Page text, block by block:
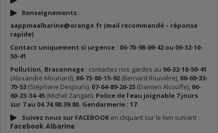
Renseignements :
aappmaalbarine@orange.fr (mail recommandé – réponse
rapide)
Contact uniquement si urgence : 06-70-98-69-42 ou 06-32-10-
50-41
Pollution, Braconnage : contactez nos gardes au 06-32-10-50-41
(Alexandre Mounard), 06-73-80-15-92(Bernard Rouvière), 06-69-33-
70-53 (Stéphane Desjours), 07-64-89-26-25 (Damien Alcouffe), 06-
60-23-34-45 (Michel Zangari). Police de l’eau joignable 7 jours
sur 7 au 04.74.98.39.80. Gendarmerie : 17
Suivez nous sur FACEBOOK en cliquant sur le lien suivant :
Facebook Albarine